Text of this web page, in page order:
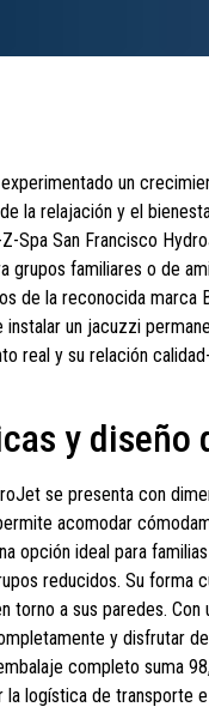
un
la relajación y el
Spa San Francisco
grupos familiares o de
de la reconocida marca
un jacuzzi
real y su relación
y diseño
se presenta con
acomodar
opción ideal para
reducidos. Su forma
torno a sus paredes.
y disfrutar
completo suma
logística de transporte